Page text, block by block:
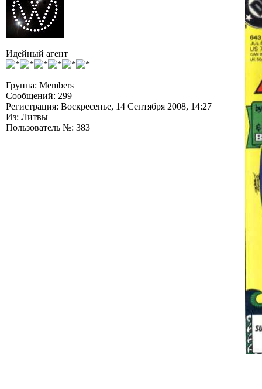
Идейный агент
Группа: Members
Сообщений: 299
Регистрация: Воскресенье, 14 Сентября 2008, 14:27
Из: Литвы
Пользователь №: 383